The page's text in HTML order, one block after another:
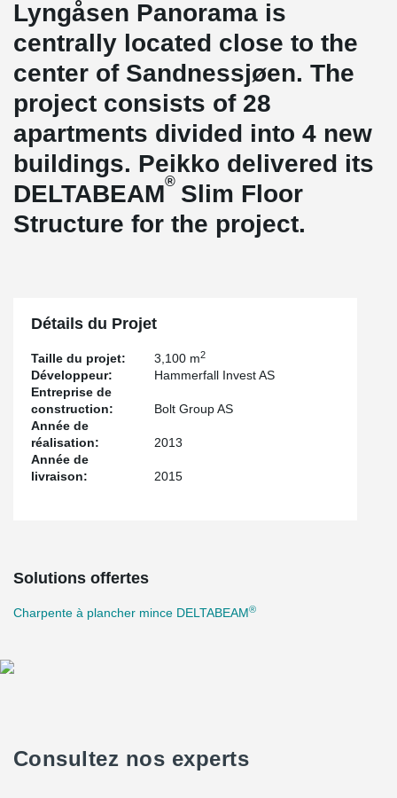
Lyngåsen Panorama is
centrally located close to the
center of Sandnessjøen. The
project consists of 28
apartments divided into 4 new
buildings. Peikko delivered its
DELTABEAM® Slim Floor
Structure for the project.
Détails du Projet
Taille du projet: 3,100 m2
Développeur:
Hammerfall Invest AS
Entreprise de
construction:
Bolt Group AS
Année de
réalisation:
2013
Année de
livraison:
2015
Solutions offertes
Charpente à plancher mince DELTABEAM®
Consultez nos experts